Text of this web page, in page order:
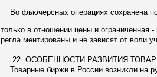
Во фьючерсных операциях сохранена
только в отношении цены и ограниченная
регла ментированы и не зависят от воли
22. ОСОБЕННОСТИ РАЗВИТИЯ
Товарные биржи в России возникли на